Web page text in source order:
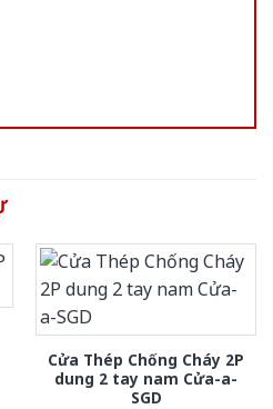
Cửa Thép Chống Cháy 2P
dung 2 tay nam Cửa-a-
SGD